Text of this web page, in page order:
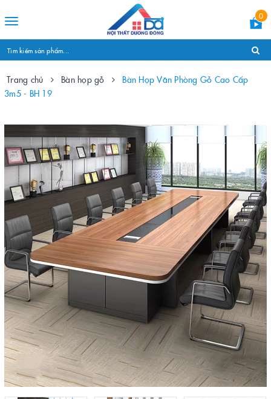
Toggle
0
Trang chủ Bàn họp gỗ
Bàn Họp Văn Phòng Gỗ Cao Cấp
3m5 - BH 19